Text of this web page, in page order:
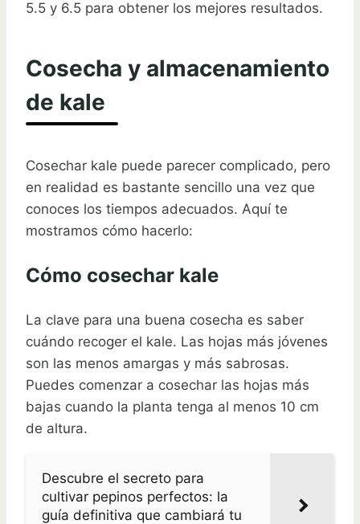
5.5 y 6.5 para obtener los mejores resultados.
Cosecha y almacenamiento
de kale
Cosechar kale puede parecer complicado, pero
en realidad es bastante sencillo una vez que
conoces los tiempos adecuados. Aquí te
mostramos cómo hacerlo:
Cómo cosechar kale
La clave para una buena cosecha es saber
cuándo recoger el kale. Las hojas más jóvenes
son las menos amargas y más sabrosas.
Puedes comenzar a cosechar las hojas más
bajas cuando la planta tenga al menos 10 cm
de altura.
Descubre el secreto para
cultivar pepinos perfectos: la
guía definitiva que cambiará tu